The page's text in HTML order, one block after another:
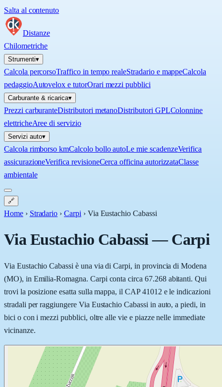
Salta al contenuto
Distanze
Chilometriche
Strumenti▾
Calcola percorsoTraffico in tempo realeStradario e mappeCalcola
pedaggioAutovelox e tutorOrari mezzi pubblici
Carburante & ricarica▾
Prezzi carburanteDistributori metanoDistributori GPLColonnine
elettricheAree di servizio
Servizi auto▾
Calcola rimborso kmCalcolo bollo autoLe mie scadenzeVerifica
assicurazioneVerifica revisioneCerca officina autorizzataClasse
ambientale
🔗
Home › Stradario › Carpi › Via Eustachio Cabassi
Via Eustachio Cabassi—Carpi
Via Eustachio Cabassi è una via di Carpi, in provincia di Modena
(MO), in Emilia-Romagna. Carpi conta circa 67.268 abitanti. Qui
trovi la posizione esatta sulla mappa, il CAP 41012 e le indicazioni
stradali per raggiungere Via Eustachio Cabassi in auto, a piedi, in
bici o con i mezzi pubblici, oltre alle vie e piazze nelle immediate
vicinanze.